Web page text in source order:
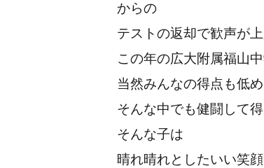
からの
テストの返却で歓声が上
この年の広大附属福山
当然みんなの得点も低め
そんな中でも健闘して
そんな子は
晴れ晴れとしたいい笑